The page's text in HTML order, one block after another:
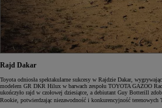
Rajd Dakar
Toyota odniosła spektakularne sukcesy w Rajdzie Dakar,
modelem GR DKR Hilux w barwach zespołu TOYOTA GAZOO
ukończyło rajd w czołowej dziesiątce, a debiutant Guy Botterill
Rookie, potwierdzając niezawodność i konkurencyjność terenowych